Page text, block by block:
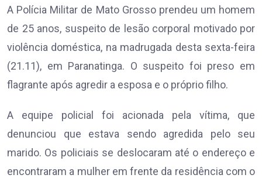
A Polícia Militar de Mato Grosso prendeu um homem
de 25 anos, suspeito de lesão corporal motivado por
violência doméstica, na madrugada desta sexta-feira
(21.11), em Paranatinga. O suspeito foi preso em
flagrante após agredir a esposa e o próprio filho.
A equipe policial foi acionada pela vítima, que
denunciou que estava sendo agredida pelo seu
marido. Os policiais se deslocaram até o endereço e
encontraram a mulher em frente da residência com o